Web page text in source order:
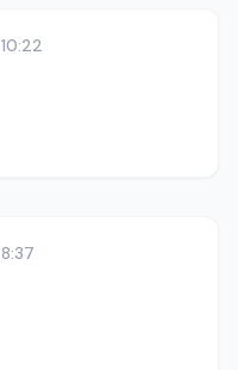
10:22
8:37